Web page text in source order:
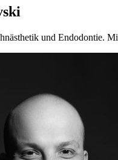
und Endodontie.